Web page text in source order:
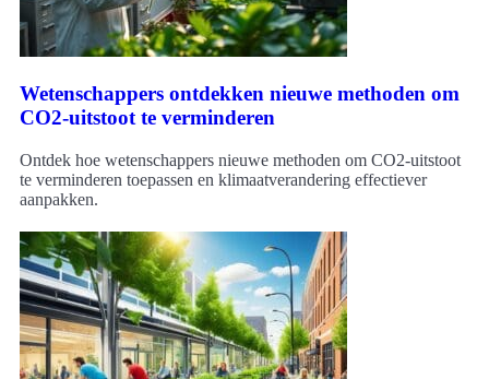
Wetenschappers ontdekken nieuwe methoden om
CO2-uitstoot te verminderen
Ontdek hoe wetenschappers nieuwe methoden om CO2-uitstoot
te verminderen toepassen en klimaatverandering effectiever
aanpakken.